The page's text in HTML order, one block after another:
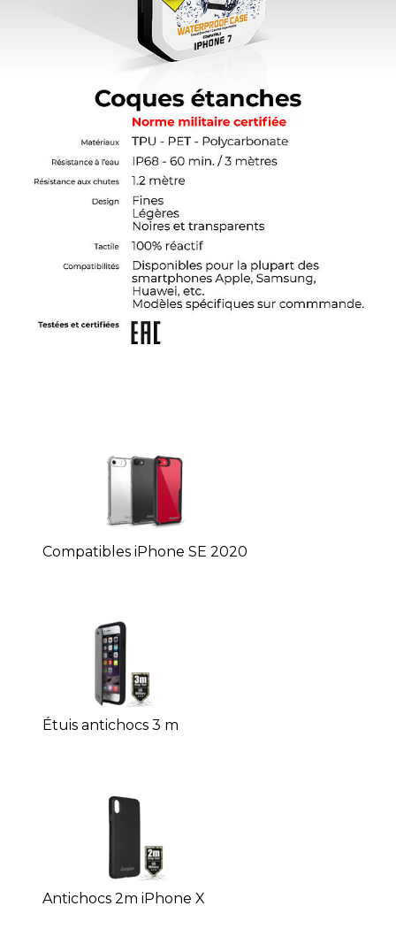
Compatibles iPhone SE 2020
Étuis antichocs 3 m
Antichocs 2m iPhone X